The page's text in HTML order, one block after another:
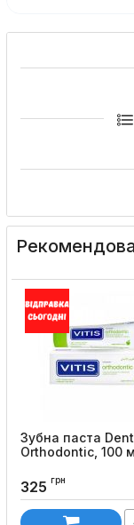
Зубна паста
Orthodontic, 100
325 грн